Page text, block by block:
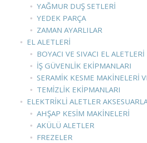
YAĞMUR DUŞ SETLERI
YEDEK PARÇA
ZAMAN AYARLILAR
EL ALETLERI
BOYACI VE SIVACI EL ALETLERI
İŞ GÜVENLIK EKIPMANLARI
SERAMIK KESME MAKINELERI
TEMIZLIK EKIPMANLARI
ELEKTRIKLI ALETLER
AHŞAP KESIM MAKINELERI
AKÜLÜ ALETLER
FREZELER